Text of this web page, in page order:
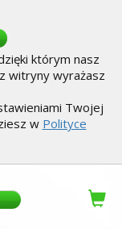
którym nasz
witryny wyrażasz
Twojej
w Polityce